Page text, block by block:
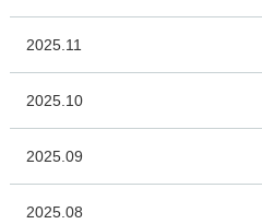
2025.11
2025.10
2025.09
2025.08